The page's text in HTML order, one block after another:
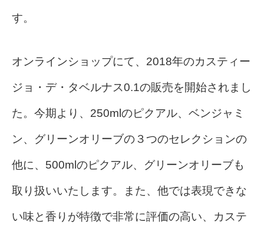
す。
オンラインショップにて、2018年のカスティー
ジョ・デ・タベルナス0.1の販売を開始されまし
た。今期より、250mlのピクアル、ベンジャミ
ン、グリーンオリーブの３つのセレクションの
他に、500mlのピクアル、グリーンオリーブも
取り扱いいたします。 また、他では表現できな
い味と香りが特徴で非常に評価の高い、カステ